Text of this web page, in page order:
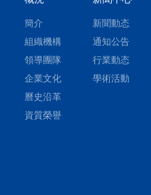
簡介
組織機構
領導團隊
企業文化
曆史沿革
資質榮譽
新聞動态
通知公告
行業動态
學術活動